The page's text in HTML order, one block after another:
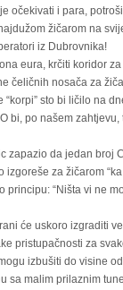
očekivati i para,
žičarom na
iz Dubrovnika!
eura, krčiti koridor
čeličnih nosača za
sto bi ličilo na
bi, po našem
zapazio da jedan broj
za žičarom
“Ništa vi ne
će uskoro izgraditi
pristupačnosti za
izbušiti do visine
sa malim prilaznim